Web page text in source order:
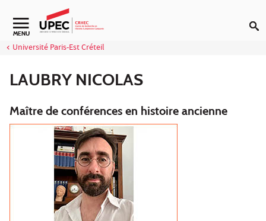
Aller au contenu
Navigation secondaire
MENU
Université Paris-Est Créteil
LAUBRY NICOLAS
Maître de conférences en histoire ancienne